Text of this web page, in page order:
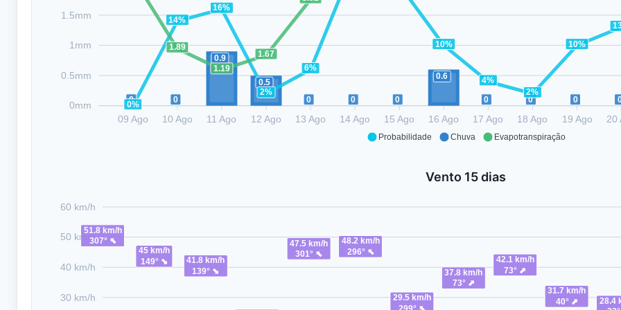
Probabilidade Chuva Evapotranspiração
0 0
0.9
0.5
0
0 0
0.6
0 0 0
0%
14%
16%
2%
6%
10%
4%
2%
10%
1.89
1.19
1.67
09 Ago 10 Ago 11 Ago 12 Ago 13 Ago 14 Ago 15 Ago 16 Ago 17 Ago 18 Ago 19 Ago 20
1.5mm
1mm
0.5mm
0mm
Vento 15 dias
60 km/h
50 km/h
40 km/h
30 km/h
51.8 km/h
307° ⬉
45 km/h
149° ⬊
41.8 km/h
139° ⬊
47.5 km/h
301° ⬉
48.2 km/h
296° ⬉
29.5 km/h
37.8 km/h
73° ⬈
42.1 km/h
73° ⬈
31.7 km/h
40° ⬈
28.4